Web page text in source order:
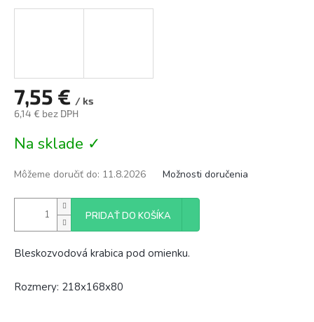
7,55 € / ks
6,14 € bez DPH
cena:
Na sklade ✓
Môžeme doručiť do: 11.8.2026 Možnosti doručenia
PRIDAŤ DO KOŠÍKA
Bleskozvodová krabica pod omienku.
Rozmery: 218x168x80